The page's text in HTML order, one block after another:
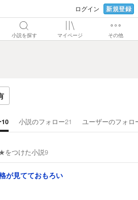
ログイン 新規登録
小説を探す マイページ その他
10 小説のフォロー21 ユーザーのフォロ
をつけた小説9
が見てておもろい